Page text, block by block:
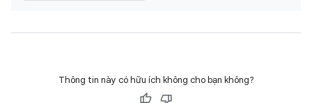
Thông tin này có hữu ích không cho bạn không?